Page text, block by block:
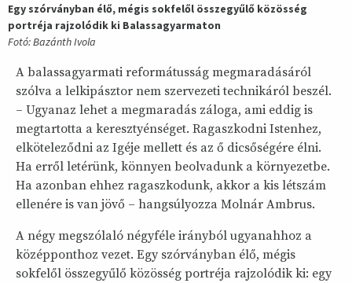
Egy szórványban élő, mégis sokfelől összegyűlő közösség
portréja rajzolódik ki Balassagyarmaton
Fotó: Bazánth Ivola
A balassagyarmati reformátusság megmaradásáról
szólva a lelkipásztor nem szervezeti technikáról beszél.
– Ugyanaz lehet a megmaradás záloga, ami eddig is
megtartotta a keresztyénséget. Ragaszkodni Istenhez,
elköteleződni az Igéje mellett és az ő dicsőségére élni.
Ha erről letérünk, könnyen beolvadunk a környezetbe.
Ha azonban ehhez ragaszkodunk, akkor a kis létszám
ellenére is van jövő – hangsúlyozza Molnár Ambrus.
A négy megszólaló négyféle irányból ugyanahhoz a
középponthoz vezet. Egy szórványban élő, mégis
sokfelől összegyűlő közösség portréja rajzolódik ki: egy